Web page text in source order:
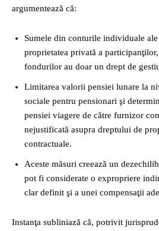
argumentează că:
Sumele din conturile individuale
proprietatea privată a
fondurilor au doar un drept de
Limitarea valorii pensiei lunare la
sociale pentru pensionari şi
pensiei viagere de către furnizor
nejustificată asupra dreptului de
contractuale.
Aceste măsuri creează un
pot fi considerate o expropriere
clar definit şi a unei compensaţii
Instanţa subliniază că, potrivit